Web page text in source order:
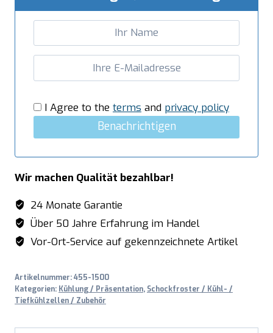
Modell
MengeI Agree to the terms and privacy policy
Benachrichtigen
Wir machen Qualität bezahlbar!
24 Monate Garantie
Über 50 Jahre Erfahrung im Handel
Vor-Ort-Service auf gekennzeichnete Artikel
Artikelnummer:455-1500
Kategorien: Kühlung / Präsentation, Schockfroster / Kühl- /
Tiefkühlzellen / Zubehör